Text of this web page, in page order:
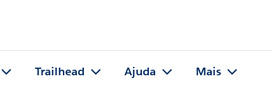
Trailhead Ajuda Mais